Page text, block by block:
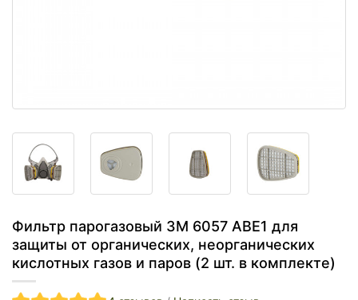
Фильтр парогазовый 3M 6057 ABE1 для
защиты от органических, неорганических
кислотных газов и паров (2 шт. в комплекте)